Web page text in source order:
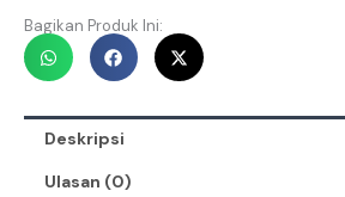
Bagikan Produk Ini:
Deskripsi
Ulasan (0)